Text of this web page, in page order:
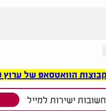
הוואטסאפ של ערוץ 2000 >>>
ישירות למייל